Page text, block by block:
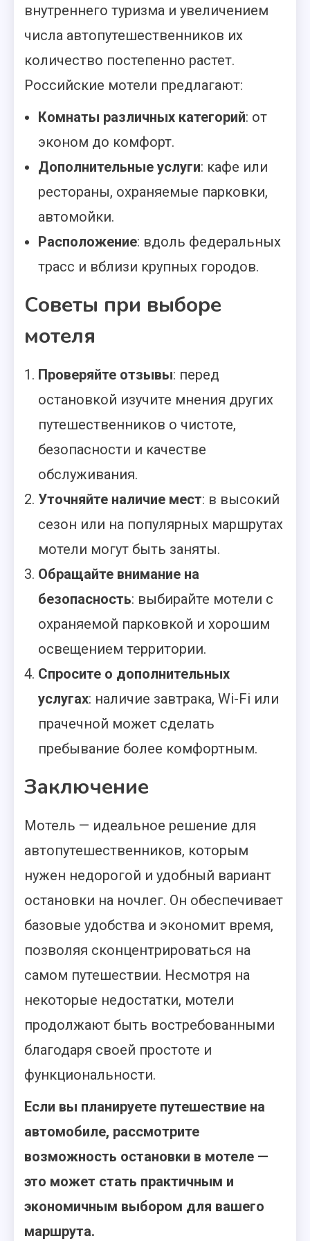
внутреннего туризма и увеличением
числа автопутешественников их
количество постепенно растет.
Российские мотели предлагают:
Комнаты различных категорий: от
эконом до комфорт.
Дополнительные услуги: кафе или
рестораны, охраняемые парковки,
автомойки.
Расположение: вдоль федеральных
трасс и вблизи крупных городов.
Советы при выборе
мотеля
Проверяйте отзывы: перед
остановкой изучите мнения других
путешественников о чистоте,
безопасности и качестве
обслуживания.
Уточняйте наличие мест: в высокий
сезон или на популярных маршрутах
мотели могут быть заняты.
Обращайте внимание на
безопасность: выбирайте мотели с
охраняемой парковкой и хорошим
освещением территории.
Спросите о дополнительных
услугах: наличие завтрака, Wi-Fi или
прачечной может сделать
пребывание более комфортным.
Заключение
Мотель — идеальное решение для
автопутешественников, которым
нужен недорогой и удобный вариант
остановки на ночлег. Он обеспечивает
базовые удобства и экономит время,
позволяя сконцентрироваться на
самом путешествии. Несмотря на
некоторые недостатки, мотели
продолжают быть востребованными
благодаря своей простоте и
функциональности.
Если вы планируете путешествие на
автомобиле, рассмотрите
возможность остановки в мотеле —
это может стать практичным и
экономичным выбором для вашего
маршрута.